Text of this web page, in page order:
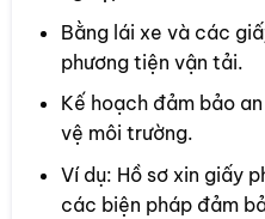
Bằng lái xe và các
phương tiện vận tải.
Kế hoạch đảm bảo
vệ môi trường.
Ví dụ: Hồ sơ xin giấy
các biện pháp đảm